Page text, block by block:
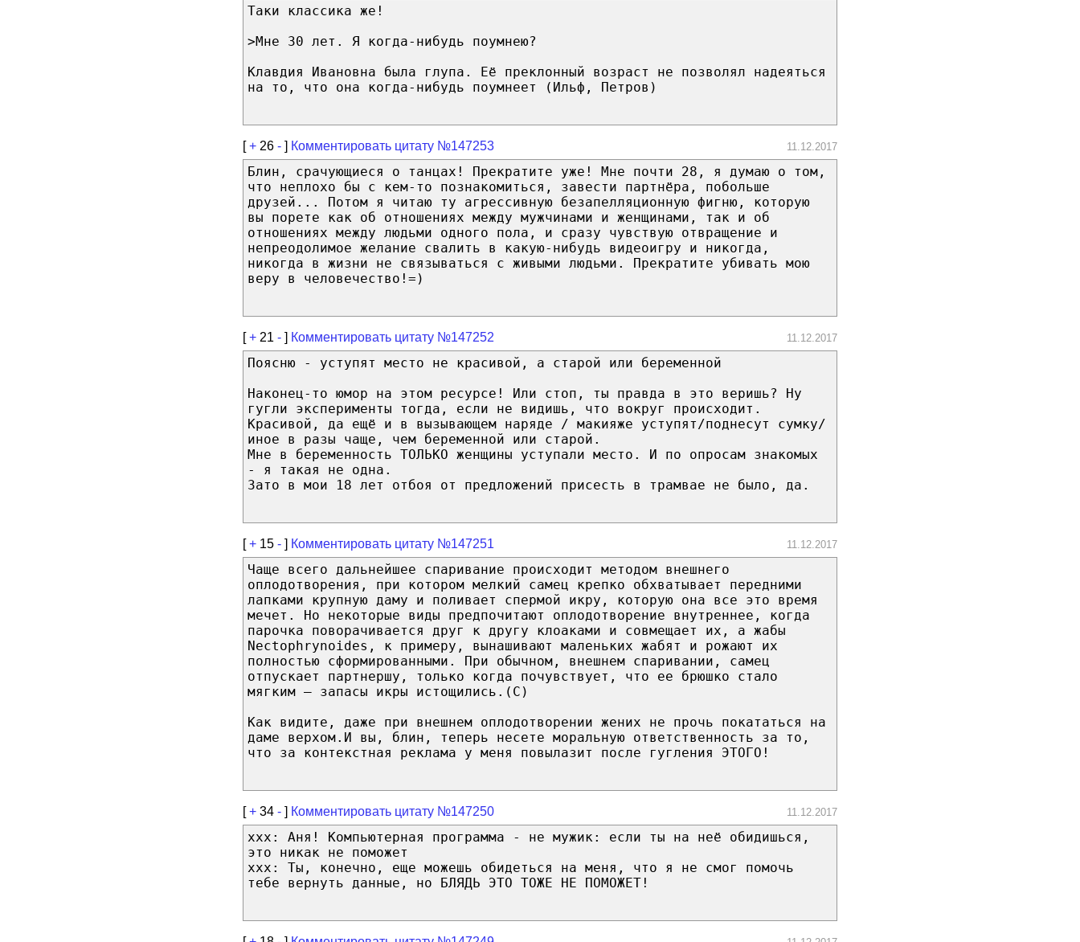
Таки классика же!
>Мне 30 лет. Я когда-нибудь поумнею?
Клавдия Ивановна была глупа. Её преклонный возраст не позволял надеяться
на то, что она когда-нибудь поумнеет (Ильф, Петров)
[+ 26 - ] Комментировать цитату №147253 11.12.2017
Блин, срачующиеся о танцах! Прекратите уже! Мне почти 28, я думаю о том,
что неплохо бы с кем-то познакомиться, завести партнёра, побольше
друзей... Потом я читаю ту агрессивную безапелляционную фигню, которую
вы порете как об отношениях между мужчинами и женщинами, так и об
отношениях между людьми одного пола, и сразу чувствую отвращение и
непреодолимое желание свалить в какую-нибудь видеоигру и никогда,
никогда в жизни не связываться с живыми людьми. Прекратите убивать мою
веру в человечество!=)
[+ 21 - ] Комментировать цитату №147252 11.12.2017
Поясню - уступят место не красивой, а старой или беременной
Наконец-то юмор на этом ресурсе! Или стоп, ты правда в это веришь? Ну
гугли эксперименты тогда, если не видишь, что вокруг происходит.
Красивой, да ещё и в вызывающем наряде / макияже уступят/поднесут сумку/
иное в разы чаще, чем беременной или старой.
Мне в беременность ТОЛЬКО женщины уступали место. И по опросам знакомых
- я такая не одна.
Зато в мои 18 лет отбоя от предложений присесть в трамвае не было, да.
[+ 15 - ] Комментировать цитату №147251 11.12.2017
Чаще всего дальнейшее спаривание происходит методом внешнего
оплодотворения, при котором мелкий самец крепко обхватывает передними
лапками крупную даму и поливает спермой икру, которую она все это время
мечет. Но некоторые виды предпочитают оплодотворение внутреннее, когда
парочка поворачивается друг к другу клоаками и совмещает их, а жабы
Nectophrynoides, к примеру, вынашивают маленьких жабят и рожают их
полностью сформированными. При обычном, внешнем спаривании, самец
отпускает партнершу, только когда почувствует, что ее брюшко стало
мягким – запасы икры истощились.(C)
Как видите, даже при внешнем оплодотворении жених не прочь покататься на
даме верхом.И вы, блин, теперь несете моральную ответственность за то,
что за контекстная реклама у меня повылазит после гугления ЭТОГО!
[+ 34 - ] Комментировать цитату №147250 11.12.2017
xxx: Аня! Компьютерная программа - не мужик: если ты на неё обидишься,
это никак не поможет
xxx: Ты, конечно, еще можешь обидеться на меня, что я не смог помочь
тебе вернуть данные, но БЛЯДЬ ЭТО ТОЖЕ НЕ ПОМОЖЕТ!